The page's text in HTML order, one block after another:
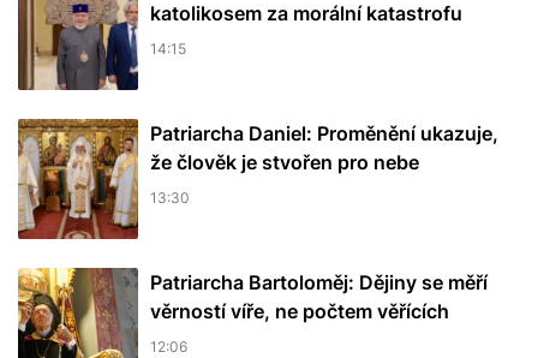
katolikosem za morální katastrofu
14:15
Patriarcha Daniel: Proměnění ukazuje,
že člověk je stvořen pro nebe
13:30
Patriarcha Bartoloměj: Dějiny se měří
věrností víře, ne počtem věřících
12:06